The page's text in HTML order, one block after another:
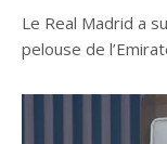
Le Real Madrid a
pelouse de